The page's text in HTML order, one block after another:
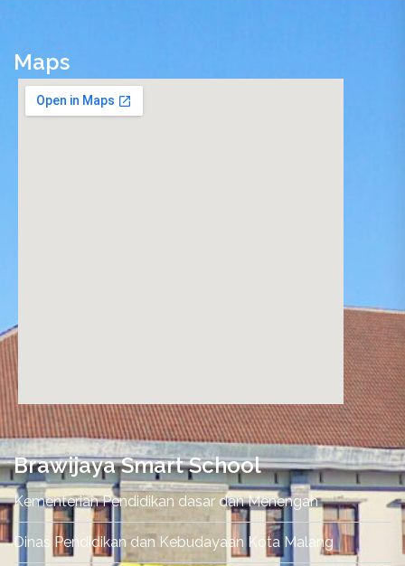
Maps
nordvpn promo code
Brawijaya Smart School
Kementerian Pendidikan dasar dan Menengah
Dinas Pendidikan dan Kebudayaan Kota Malang